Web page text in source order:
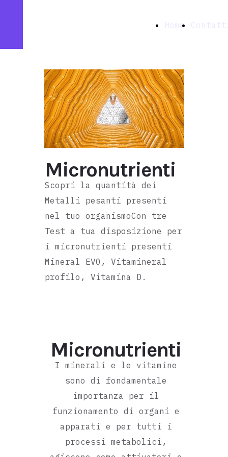
Home
Micronutrienti
Scopri la quantità dei
Metalli pesanti presenti
nel tuo organismoCon tre
Test a tua disposizione per
i micronutrienti presenti
Mineral EVO, Vitamineral
profilo, Vitamina D.
Micronutrienti
I minerali e le vitamine
sono di fondamentale
importanza per il
funzionamento di organi e
apparati e per tutti i
processi metabolici,